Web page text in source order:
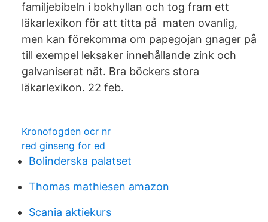
familjebibeln i bokhyllan och tog fram ett
läkarlexikon för att titta på maten ovanlig,
men kan förekomma om papegojan gnager på
till exempel leksaker innehållande zink och
galvaniserat nät. Bra böckers stora
läkarlexikon. 22 feb.
Kronofogden ocr nr
red ginseng for ed
Bolinderska palatset
Thomas mathiesen amazon
Scania aktiekurs